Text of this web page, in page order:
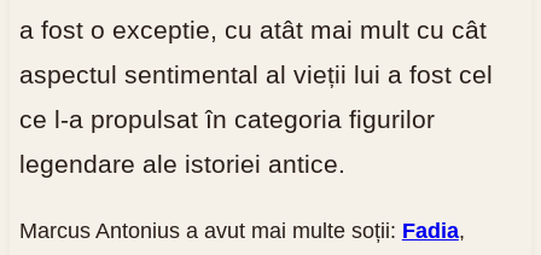
a fost o exceptie, cu atât mai mult cu cât
aspectul sentimental al vieții lui a fost cel
ce l-a propulsat în categoria figurilor
legendare ale istoriei antice.
Marcus Antonius a avut mai multe soții: Fadia,